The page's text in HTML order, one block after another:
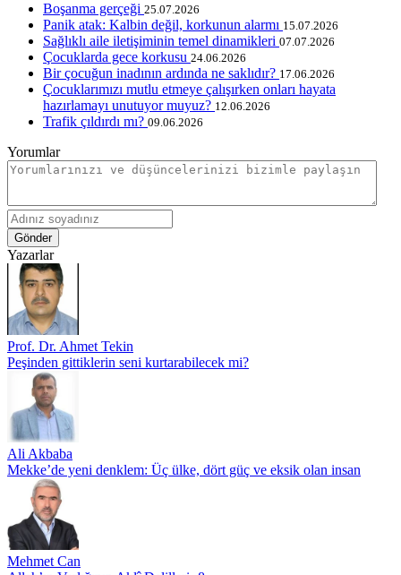
Boşanma gerçeği 25.07.2026
Panik atak: Kalbin değil, korkunun alarmı 15.07.2026
Sağlıklı aile iletişiminin temel dinamikleri 07.07.2026
Çocuklarda gece korkusu 24.06.2026
Bir çocuğun inadının ardında ne saklıdır? 17.06.2026
Çocuklarımızı mutlu etmeye çalışırken onları hayata
hazırlamayı unutuyor muyuz? 12.06.2026
Trafik çıldırdı mı? 09.06.2026
Yorumlar
Gönder
Yazarlar
Prof. Dr. Ahmet Tekin
Peşinden gittiklerin seni kurtarabilecek mi?
Ali Akbaba
Mekke’de yeni denklem: Üç ülke, dört güç ve eksik olan insan
Mehmet Can